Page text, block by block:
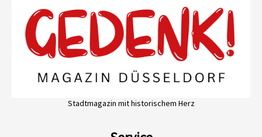
Stadtmagazin mit historischem Herz